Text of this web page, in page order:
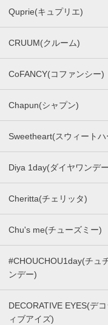
Quprie(キュプリエ)
CRUUM(クルーム)
CoFANCY(コファンシー)
Chapun(シャプン)
Sweetheart(スウィートハ
Diya 1day(ダイヤワンデ
Cheritta(チェリッタ)
Chu's me(チューズミー)
#CHOUCHOU1day(チュ
ンデー)
DECORATIVE EYES(デ
ィブアイズ)